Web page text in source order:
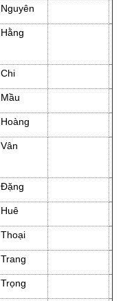
Nguyên
Hằng
Chi
Mầu
Hoàng
Vân
Đặng
Huê
Thoại
Trang
Trọng